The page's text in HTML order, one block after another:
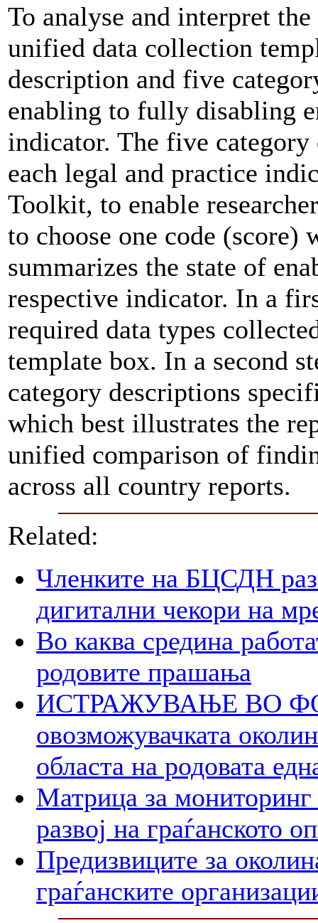
To analyse and interpret
unified data collection
description and five
enabling to fully disabling
indicator. The five
each legal and practice
Toolkit, to enable
to choose one code (score)
summarizes the state of
respective indicator. In a
required data types
template box. In a second
category descriptions
which best illustrates the
unified comparison of
across all country reports.
Related:
Членките на БЦСДН
дигитални чекори на
Во каква средина
родовите прашања
ИСТРАЖУВАЊЕ ВО
овозможувачката
областа на родовата
Матрица за мониторинг
развој на граѓанското
Предизвиците за
граѓанските